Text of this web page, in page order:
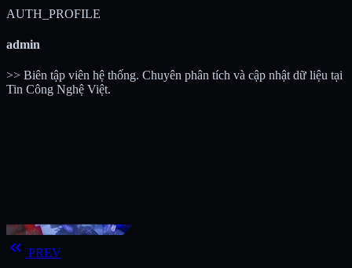
AUTH_PROFILE
admin
>> Biên tập viên hệ thống. Chuyên phân tích và cập nhật dữ liệu tại
Tin Công Nghệ Việt.
keyboard_double_arrow_left PREV